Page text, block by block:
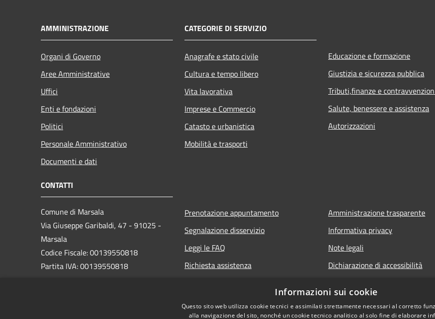
AMMINISTRAZIONE
Organi di Governo
Aree Amministrative
Uffici
Enti e fondazioni
Politici
Personale Amministrativo
Documenti e dati
CATEGORIE DI SERVIZIO
Anagrafe e stato civile
Cultura e tempo libero
Vita lavorativa
Imprese e Commercio
Catasto e urbanistica
Mobilità e trasporti
Educazione e formazione
Giustizia e sicurezza pubblica
Tributi,finanze e
Salute, benessere e assistenza
Autorizzazioni
CONTATTI
Comune di Marsala
Via Giuseppe Garibaldi, 47 - 91025 -
Marsala
Codice Fiscale: 00139550818
Partita IVA: 00139550818
Prenotazione appuntamento
Segnalazione disservizio
Leggi le FAQ
Richiesta assistenza
Amministrazione trasparente
Informativa privacy
Note legali
Dichiarazione di accessibilità
Informazioni sui cookie
Questo sito web utilizza cookie tecnici e assimilati strettamente necessari al corretto
alla navigazione del sito, nonché un cookie tecnico analitico al solo fine di elaborare